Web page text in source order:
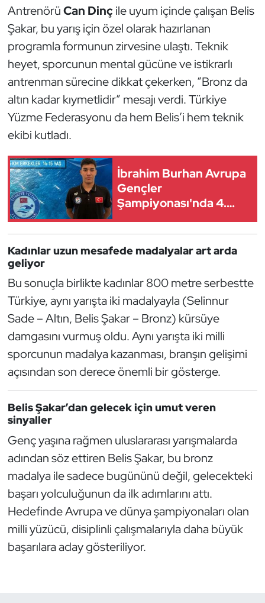
AntrenörüCan Dinçile uyum içinde çalışan Belis
Şakar, bu yarış için özel olarak hazırlanan
programla formunun zirvesine ulaştı. Teknik
heyet, sporcunun mental gücüne ve istikrarlı
antrenman sürecine dikkat çekerken, “Bronz da
altın kadar kıymetlidir” mesajı verdi. Türkiye
Yüzme Federasyonu da hem Belis’i hem teknik
ekibi kutladı.
İbrahim Burhan Avrupa
Gençler
Şampiyonası'nda 4.
Kadınlar uzun mesafede madalyalar art arda
geliyor
Bu sonuçla birlikte kadınlar 800 metre serbestte
Türkiye, aynı yarışta iki madalyayla (Selinnur
Sade – Altın, Belis Şakar – Bronz) kürsüye
damgasını vurmuş oldu. Aynı yarışta iki milli
sporcunun madalya kazanması, branşın gelişimi
açısından son derece önemli bir gösterge.
Belis Şakar’dan gelecek için umut veren
sinyaller
Genç yaşına rağmen uluslararası yarışmalarda
adından söz ettiren Belis Şakar, bu bronz
madalya ile sadece bugününü değil, gelecekteki
başarı yolculuğunun da ilk adımlarını attı.
Hedefinde Avrupa ve dünya şampiyonaları olan
milli yüzücü, disiplinli çalışmalarıyla daha büyük
başarılara aday gösteriliyor.
Karate
Kayak
Kempo
Kick Boks
Kürek
Masa Tenisi
Modern Pentatlon
Motor Sporları
Muay Thai
Okçuluk
Optimist
Oryantiring
Paralimpik
Ragbi
Satranç
Su Topu
Sualtı Sporları